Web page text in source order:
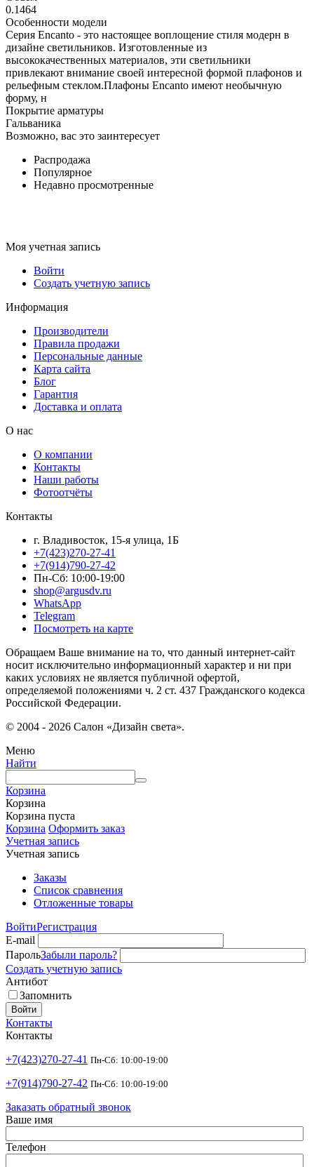
0.1464
Особенности модели
Серия Encanto - это настоящее воплощение стиля модерн в
дизайне светильников. Изготовленные из
высококачественных материалов, эти светильники
привлекают внимание своей интересной формой плафонов и
рельефным стеклом.Плафоны Encanto имеют необычную
форму, н
Покрытие арматуры
Гальваника
Возможно, вас это заинтересует
Распродажа
Популярное
Недавно просмотренные
Моя учетная запись
Войти
Создать учетную запись
Информация
Производители
Правила продажи
Персональные данные
Карта сайта
Блог
Гарантия
Доставка и оплата
О нас
О компании
Контакты
Наши работы
Фотоотчёты
Контакты
г. Владивосток, 15-я улица, 1Б
+7(423)270-27-41
+7(914)790-27-42
Пн-Сб: 10:00-19:00
shop@argusdv.ru
WhatsApp
Telegram
Посмотреть на карте
Обращаем Ваше внимание на то, что данный интернет-сайт
носит исключительно информационный характер и ни при
каких условиях не является публичной офертой,
определяемой положениями ч. 2 ст. 437 Гражданского кодекса
Российской Федерации.
© 2004 - 2026 Салон «Дизайн света».
Меню
Найти
Корзина
Корзина
Корзина пуста
Корзина Оформить заказ
Учетная запись
Учетная запись
Заказы
Список сравнения
Отложенные товары
ВойтиРегистрация
E-mail
ПарольЗабыли пароль?
Создать учетную запись
Антибот
Запомнить
Войти
Контакты
Контакты
+7(423)270-27-41 Пн-Сб: 10:00-19:00
+7(914)790-27-42 Пн-Сб: 10:00-19:00
Заказать обратный звонок
Ваше имя
Телефон